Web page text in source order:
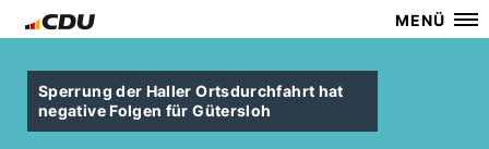
MENÜ
Sperrung der Haller Ortsdurchfahrt hat
negative Folgen für Gütersloh